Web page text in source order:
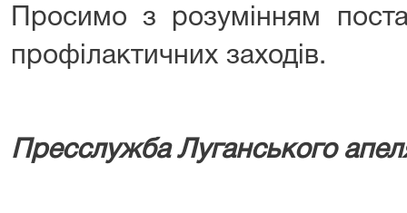
Просимо з розумінням
профілактичних заходів.
Пресслужба Луганського